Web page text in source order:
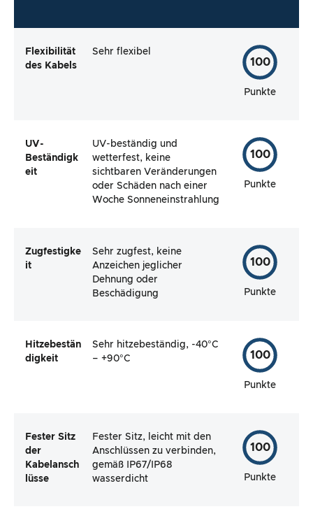
Flexibilität
des Kabels
Sehr flexibel
100
Punkte
UV-
Beständigk
eit
UV-beständig und
wetterfest, keine
sichtbaren Veränderungen
oder Schäden nach einer
Woche Sonneneinstrahlung
100
Punkte
Zugfestigke
it
Sehr zugfest, keine
Anzeichen jeglicher
Dehnung oder
Beschädigung
100
Punkte
Hitzebestän
digkeit
Sehr hitzebeständig, -40°C
– +90°C
100
Punkte
Fester Sitz
der
Kabelansch
lüsse
Fester Sitz, leicht mit den
Anschlüssen zu verbinden,
gemäß IP67/IP68
wasserdicht
100
Punkte